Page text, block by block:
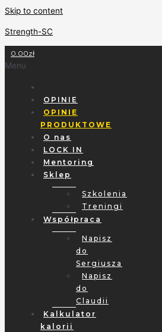
Skip to content
Strength-SC
0.00zł
Menu
OPINIE
OPINIE
PRODUKTOWE
O nas
LOCK IN
Mentoring
Sklep
Szkolenia
Treningi
Współpraca
Napisz
do
Sergiusza
Napisz
do
Claudii
Kalkulator
kalorii